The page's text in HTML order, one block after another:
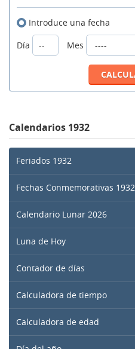
Introduce una fecha
Día
Mes
Calendarios 1932
Feriados 1932
Fechas Conmemorativas 1932
Calendario Lunar 2026
Luna de Hoy
Contador de días
Calculadora de tiempo
Calculadora de edad